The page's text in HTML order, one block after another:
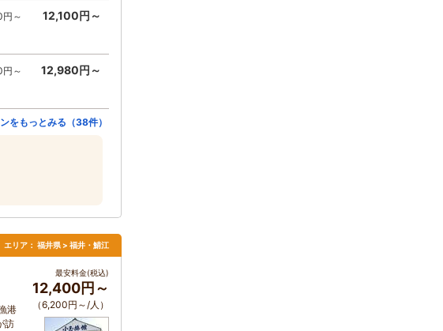
～ 12,100円～
～ 12,980円～
をもっとみる（38件）
エリア： 福井県 > 福井・鯖江
港
訪
最安料金(税込)
12,400円～
（6,200円～/人）